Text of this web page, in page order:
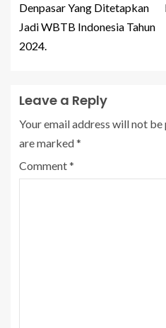
Denpasar Yang Ditetapkan
Jadi WBTB Indonesia Tahun
2024.
Leave a Reply
Your email address will not be
are marked*
Comment*